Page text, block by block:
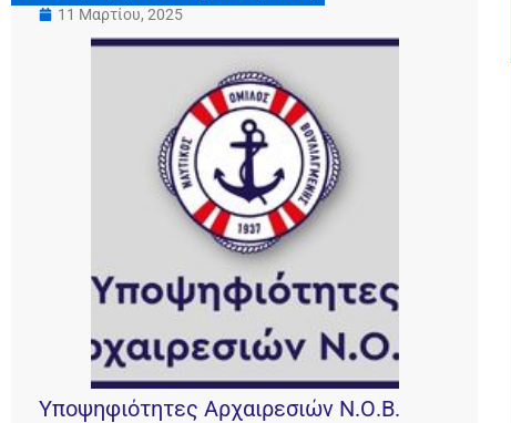
11 Μαρτίου, 2025
Υποψηφιότητες Αρχαιρεσιών Ν.Ο.Β.